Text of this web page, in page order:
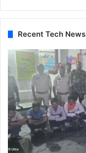
Recent Tech News